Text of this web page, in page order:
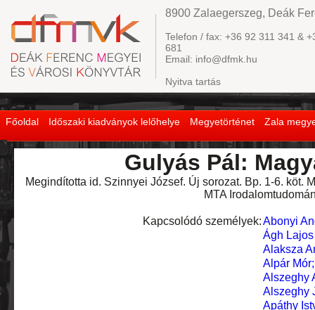
Főoldal Időszaki kiadványok lelőhelye Megyetörténet Zala
8900 Zalaegerszeg, Deák
Telefon / fax: +36 92 311 341 &
681
Email: info@dfmk.hu
Nyitva tartás
Gulyás Pál:
Megindította id. Szinnyei József. Új sorozat. Bp. 1-6. köt.
MTA
Kapcsolódó személyek:Abonyi
Ágh
Alaksza
Alpár
Alszeghy
Alszeghy
Apáthy